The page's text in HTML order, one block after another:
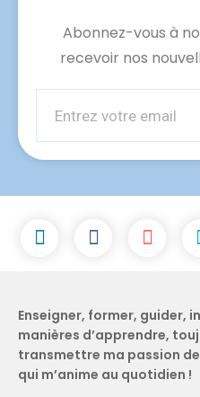
Abonnez-vous à
recevoir nos
Enseigner, former, guider,
manières d’apprendre,
transmettre ma passion
qui m’anime au quotidien !